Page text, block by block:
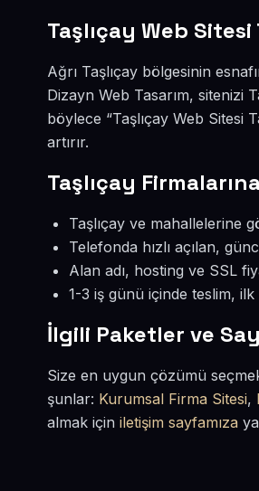
Taşlıçay Web Sitesi
Ağrı Taşlıçay bölgesinin
Dizayn Web Tasarım, sitenizi
böylece “Taşlıçay Web Sitesi
artırır.
Taşlıçay
Taşlıçay ve mahallelerine
Telefonda hızlı açılan,
Alan adı, hosting ve SSL
1-3 iş günü içinde teslim,
İlgili Paketler ve
Size en uygun çözümü
şunlar: Kurumsal Firma Sitesi,
almak için iletişim sayfamıza